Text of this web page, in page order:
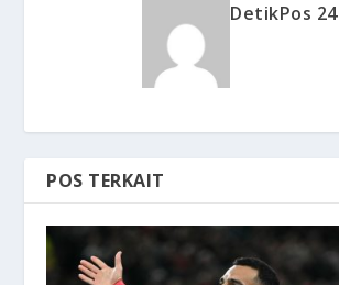
DetikPos 24
POS TERKAIT